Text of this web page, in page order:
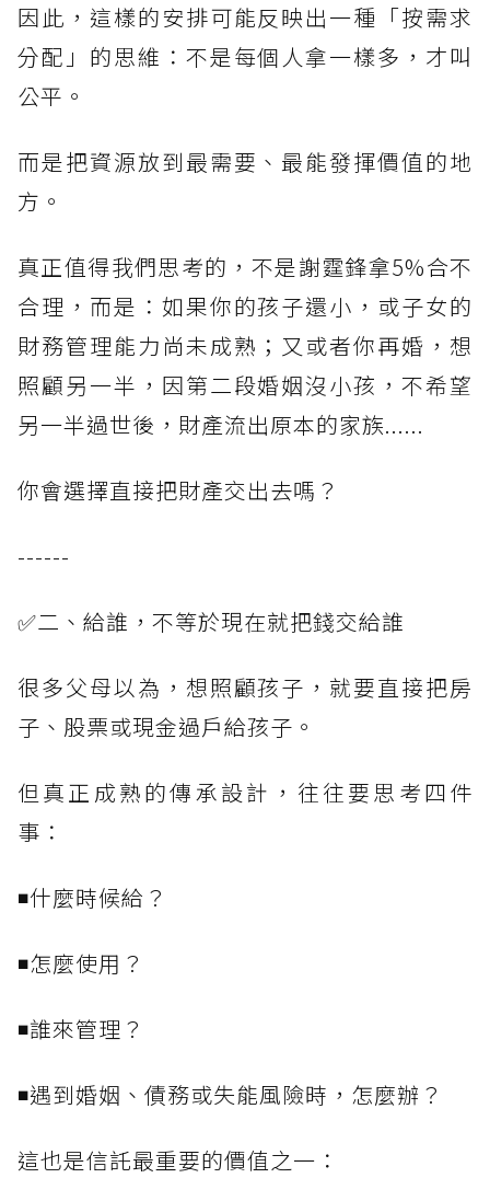
因此，這樣的安排可能反映出一種「按需求
分配」的思維：不是每個人拿一樣多，才叫
公平。
而是把資源放到最需要、最能發揮價值的地
方。
真正值得我們思考的，不是謝霆鋒拿5%合不
合理，而是：如果你的孩子還小，或子女的
財務管理能力尚未成熟；又或者你再婚，想
照顧另一半，因第二段婚姻沒小孩，不希望
另一半過世後，財產流出原本的家族......
你會選擇直接把財產交出去嗎？
------
✅二、給誰，不等於現在就把錢交給誰
很多父母以為，想照顧孩子，就要直接把房
子、股票或現金過戶給孩子。
但真正成熟的傳承設計，往往要思考四件
事：
◾什麼時候給？
◾怎麼使用？
◾誰來管理？
◾遇到婚姻、債務或失能風險時，怎麼辦？
這也是信託最重要的價值之一：